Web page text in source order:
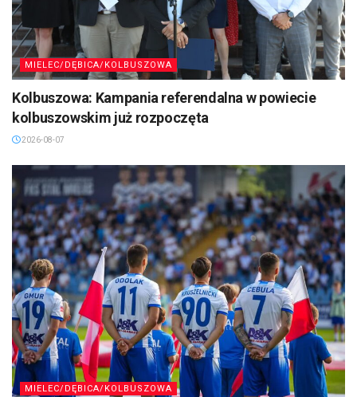
MIELEC/DĘBICA/KOLBUSZOWA
Kolbuszowa: Kampania referendalna w powiecie
kolbuszowskim już rozpoczęta
2026-08-07
MIELEC/DĘBICA/KOLBUSZOWA